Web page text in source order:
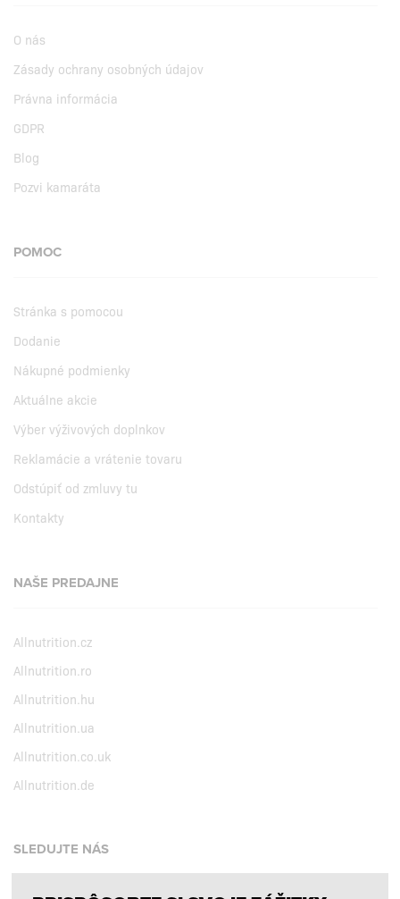
O nás
Zásady ochrany osobných údajov
Právna informácia
GDPR
Blog
Pozvi kamaráta
POMOC
Stránka s pomocou
Dodanie
Nákupné podmienky
Aktuálne akcie
Výber výživových doplnkov
Reklamácie a vrátenie tovaru
Odstúpiť od zmluvy tu
Kontakty
NAŠE PREDAJNE
Allnutrition.cz
Allnutrition.ro
Allnutrition.hu
Allnutrition.ua
Allnutrition.co.uk
Allnutrition.de
SLEDUJTE NÁS